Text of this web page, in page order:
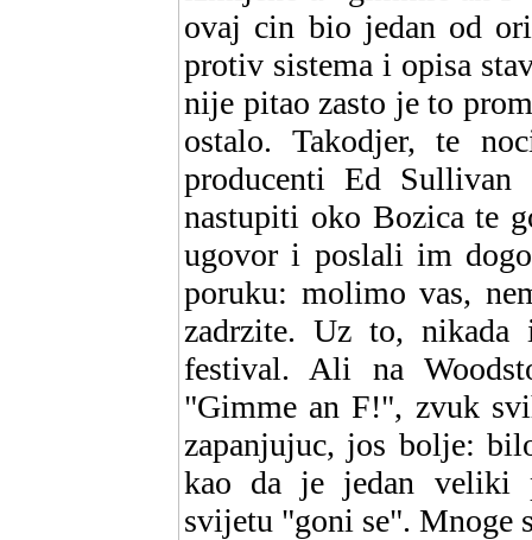
ovaj cin bio jedan od
protiv sistema i opisa
nije pitao zasto je to
ostalo. Takodjer, te
producenti Ed
nastupiti oko Bozica te
ugovor i poslali im
poruku: molimo vas,
zadrzite. Uz to,
festival. Ali na
"Gimme an F!", zvuk
zapanjujuc, jos bolje:
kao da je jedan veliki
svijetu "goni se". Mnoge